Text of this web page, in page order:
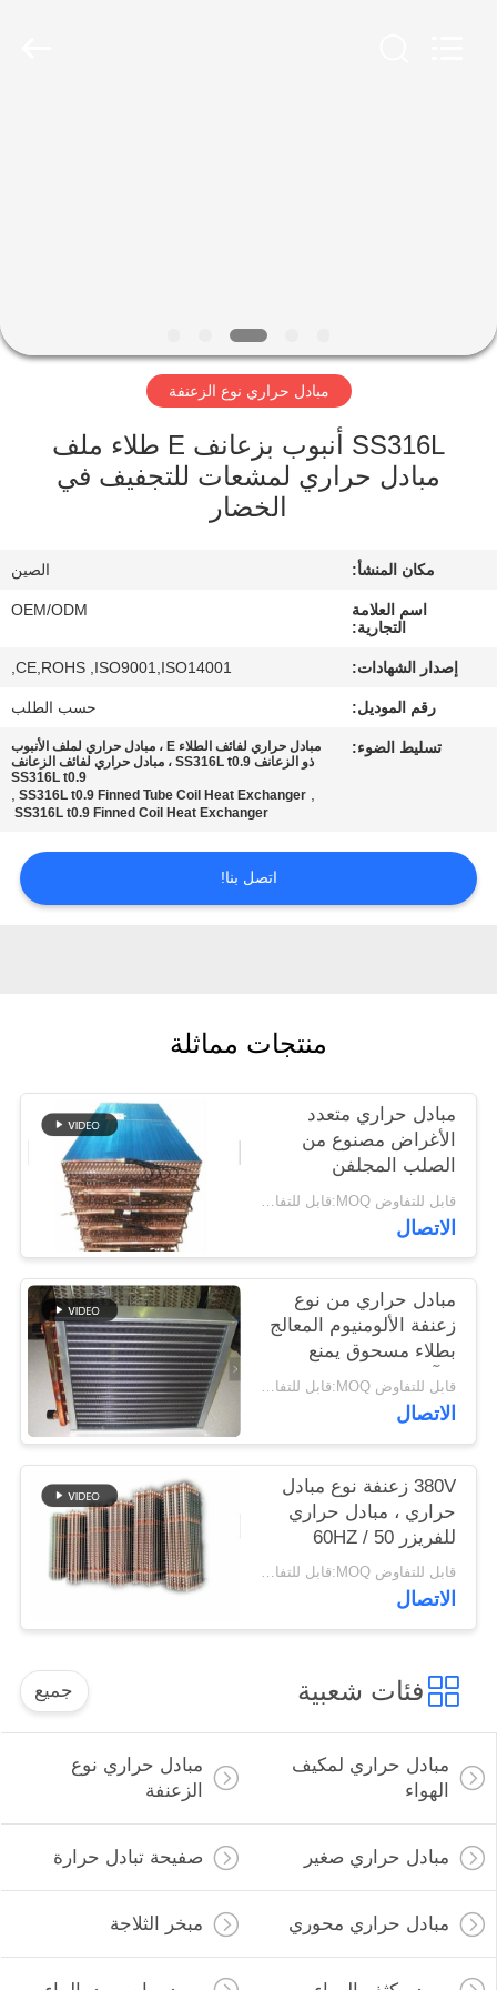
عنا
المعمل
مراقبة
اتصل
خريطة
مبادل حراري نوع الزعنفة
SS316L أنبوب بزعانف E طلاء ملف
مبادل حراري لمشعات للتجفيف في
الخضار
مكان المنشأ: الصين
اسم العلامة
التجارية:
OEM/ODM
إصدار الشهادات: CE,ROHS ,ISO9001,ISO14001,
رقم الموديل: حسب الطلب
تسليط الضوء:
مبادل حراري لفائف الطلاء E ، مبادل حراري لملف الأنبوب
ذو الزعانف SS316L t0.9 ، مبادل حراري لفائف الزعانف
SS316L t0.9
,
SS316L t0.9 Finned Tube Coil Heat Exchanger
,
SS316L t0.9 Finned Coil Heat Exchanger
اتصل بنا!
منتجات مماثلة
مبادل حراري متعدد
الأغراض مصنوع من
الصلب المجلفن
قابل للتفاوض MOQ:قابل للتفاوض
الاتصال
مبادل حراري من نوع
زعنفة الألومنيوم المعالج
بطلاء مسحوق يمنع
التآكل
قابل للتفاوض MOQ:قابل للتفاوض
الاتصال
380V زعنفة نوع مبادل
حراري ، مبادل حراري
للفريزر 50 / 60HZ
قابل للتفاوض MOQ:قابل للتفاوض
الاتصال
فئات شعبية جميع
مبادل حراري لمكيف
الهواء
مبادل حراري نوع
الزعنفة
مبادل حراري صغير صفيحة تبادل حرارة
مبادل حراري محوري مبخر الثلاجة